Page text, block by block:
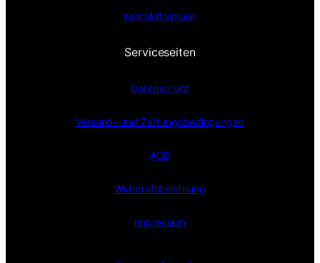
Kontaktformular
Serviceseiten
Datenschutz
Versand- und Zahlungsbedingungen
AGB
Widerrufsbelehrung
Impressum